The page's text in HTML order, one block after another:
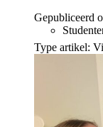
Gepubliceerd
Type artikel: